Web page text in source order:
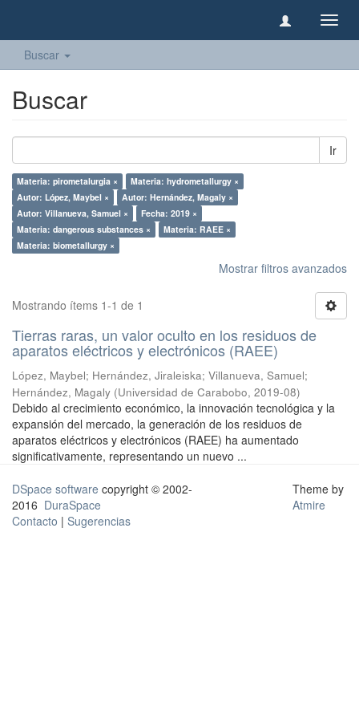
Buscar
Buscar
Ir
Materia: pirometalurgia ×
Materia: hydrometallurgy ×
Autor: López, Maybel ×
Autor: Hernández, Magaly ×
Autor: Villanueva, Samuel ×
Fecha: 2019 ×
Materia: dangerous substances ×
Materia: RAEE ×
Materia: biometallurgy ×
Mostrar filtros avanzados
Mostrando ítems 1-1 de 1
Tierras raras, un valor oculto en los residuos de
aparatos eléctricos y electrónicos (RAEE)
López, Maybel; Hernández, Jiraleiska; Villanueva, Samuel;
Hernández, Magaly (Universidad de Carabobo, 2019-08)
Debido al crecimiento económico, la innovación tecnológica y la
expansión del mercado, la generación de los residuos de
aparatos eléctricos y electrónicos (RAEE) ha aumentado
significativamente, representando un nuevo ...
DSpace software copyright © 2002-
2016 DuraSpace
Contacto | Sugerencias
Theme by
Atmire